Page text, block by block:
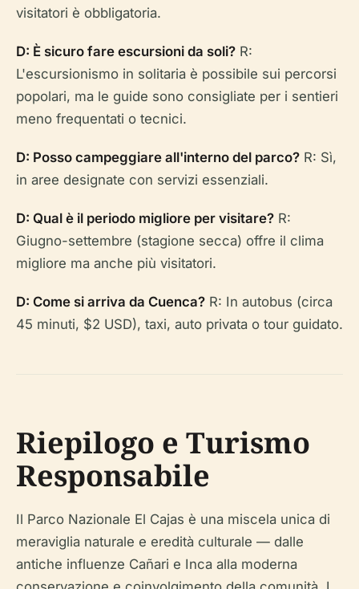
visitatori è obbligatoria.
D: È sicuro fare escursioni da soli? R:
L'escursionismo in solitaria è possibile sui percorsi
popolari, ma le guide sono consigliate per i sentieri
meno frequentati o tecnici.
D: Posso campeggiare all'interno del parco? R: Sì,
in aree designate con servizi essenziali.
D: Qual è il periodo migliore per visitare? R:
Giugno-settembre (stagione secca) offre il clima
migliore ma anche più visitatori.
D: Come si arriva da Cuenca? R: In autobus (circa
45 minuti, $2 USD), taxi, auto privata o tour guidato.
Riepilogo e Turismo
Responsabile
Il Parco Nazionale El Cajas è una miscela unica di
meraviglia naturale e eredità culturale — dalle
antiche influenze Cañari e Inca alla moderna